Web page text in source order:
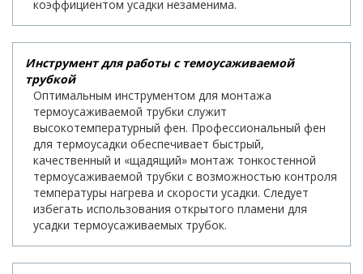
коэффициентом усадки незаменима.
Инструмент для работы с темоусаживаемой
трубкой
Оптимальным инструментом для монтажа
термоусаживаемой трубки служит
высокотемпературный фен. Профессиональный фен
для термоусадки обеспечивает быстрый,
качественный и «щадящий» монтаж тонкостенной
термоусаживаемой трубки с возможностью контроля
температуры нагрева и скорости усадки. Следует
избегать использования открытого пламени для
усадки термоусаживаемых трубок.